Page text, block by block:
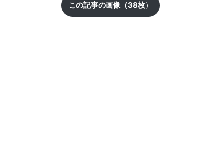
この記事の画像（38枚）